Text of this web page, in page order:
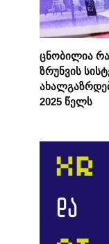
ცნობილია
ზრუნვის
2025 წელს